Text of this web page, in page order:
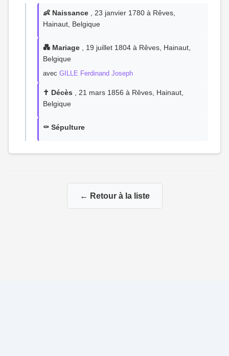
👶 Naissance , 23 janvier 1780 à Rêves,
Hainaut, Belgique
💑 Mariage , 19 juillet 1804 à Rêves, Hainaut,
Belgique
avec GILLE Ferdinand Joseph
✝️ Décès , 21 mars 1856 à Rêves, Hainaut,
Belgique
⚰️ Sépulture
← Retour à la liste